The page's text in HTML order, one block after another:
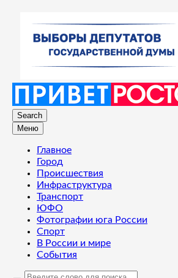
Search
Меню
Главное
Город
Происшествия
Инфраструктура
Транспорт
ЮФО
Фотографии юга России
Спорт
В России и мире
События